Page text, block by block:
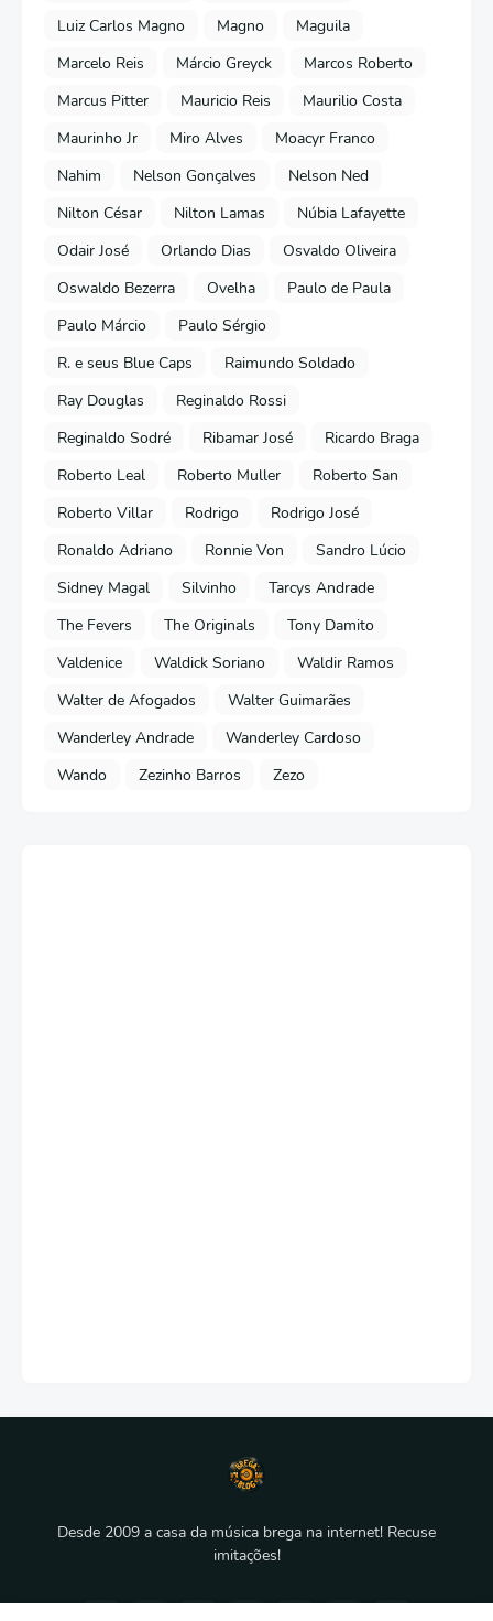
Luiz Carlos Magno
Magno
Maguila
Marcelo Reis
Márcio Greyck
Marcos Roberto
Marcus Pitter
Mauricio Reis
Maurilio Costa
Maurinho Jr
Miro Alves
Moacyr Franco
Nahim
Nelson Gonçalves
Nelson Ned
Nilton César
Nilton Lamas
Núbia Lafayette
Odair José
Orlando Dias
Osvaldo Oliveira
Oswaldo Bezerra
Ovelha
Paulo de Paula
Paulo Márcio
Paulo Sérgio
R. e seus Blue Caps
Raimundo Soldado
Ray Douglas
Reginaldo Rossi
Reginaldo Sodré
Ribamar José
Ricardo Braga
Roberto Leal
Roberto Muller
Roberto San
Roberto Villar
Rodrigo
Rodrigo José
Ronaldo Adriano
Ronnie Von
Sandro Lúcio
Sidney Magal
Silvinho
Tarcys Andrade
The Fevers
The Originals
Tony Damito
Valdenice
Waldick Soriano
Waldir Ramos
Walter de Afogados
Walter Guimarães
Wanderley Andrade
Wanderley Cardoso
Wando
Zezinho Barros Zezo
Desde 2009 a casa da música brega na internet! Recuse
imitações!